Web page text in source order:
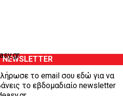
NEWSLETTER
το email σου εδώ για να
το εβδομαδιαίο newsletter